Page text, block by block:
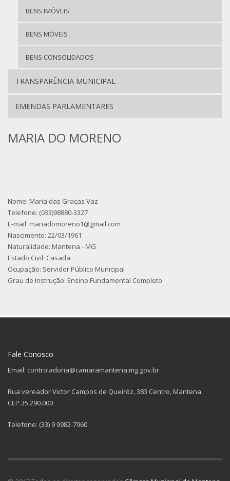
BENS IMÓVEIS
BENS MÓVEIS
BENS CONSOLIDADOS
TRANSPARÊNCIA MUNICIPAL
EMENDAS PARLAMENTARES
MARIA DO MORENO
Nome: Maria das Graças Vaz
Telefone: (033)98880-3327
E-mail: mariadomoreno1@gmail.com
Nascimento: 22/03/1961
Naturalidade: Mantena - MG
Estado Civil: Casada
Ocupação: Servidor Público Municipal
Grau de Instrução: Ensino Fundamental Completo
Fale Conosco
Email: controladoria@camaramantena.mg.gov.br
Rua vereador Victor Campos de Queiróz, 383 Centro, Mantena.
CEP.35.290.000
Telefone: (33) 9 9982-7960